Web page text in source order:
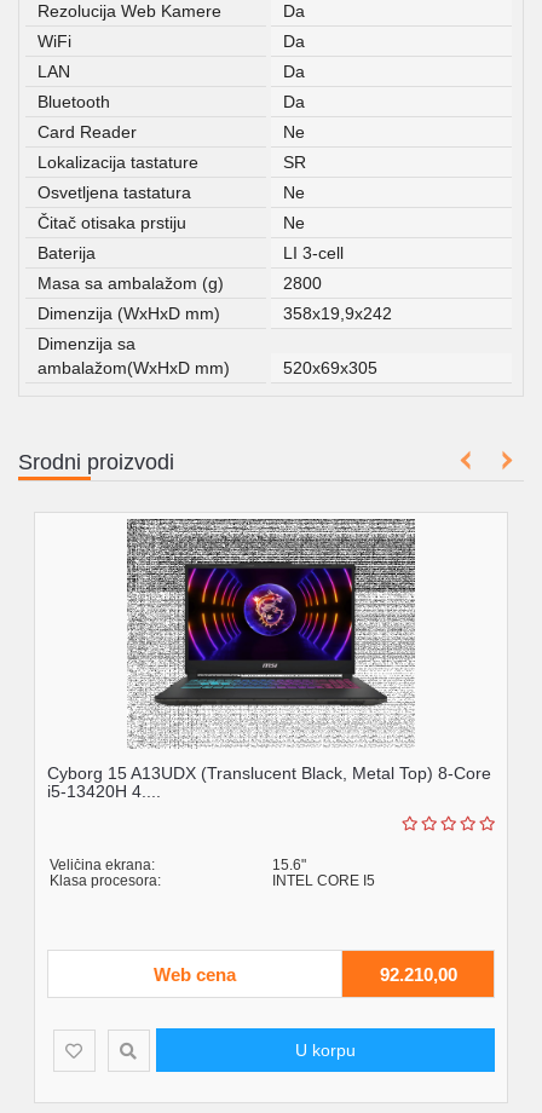
Rezolucija Web Kamere
Da
WiFi
Da
LAN
Da
Bluetooth
Da
Card Reader
Ne
Lokalizacija tastature
SR
Osvetljena tastatura
Ne
Čitač otisaka prstiju
Ne
Baterija
LI 3-cell
Masa sa ambalažom (g)
2800
Dimenzija (WxHxD mm)
358x19,9x242
Dimenzija sa
ambalažom(WxHxD mm)
520x69x305
Srodni proizvodi
15 A13UDX (Translucent Black, Metal Top) 8-Core
13420H 4....
Veličina ekrana:
Klasa procesora:
INTEL CORE I5
Web cena 92.210,00
U korpu